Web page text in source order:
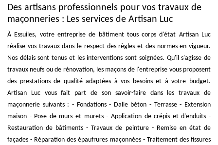
Des artisans professionnels pour vos travaux de
maçonneries : Les services de Artisan Luc
À Essuiles, votre entreprise de bâtiment tous corps d'état Artisan Luc
réalise vos travaux dans le respect des règles et des normes en vigueur.
Nos délais sont tenus et les interventions sont soignées. Qu'il s'agisse de
travaux neufs ou de rénovation, les maçons de l'entreprise vous proposent
des prestations de qualité adaptées à vos besoins et à votre budget.
Artisan Luc vous fait part de son savoir-faire dans les travaux de
maçonnerie suivants : - Fondations - Dalle béton - Terrasse - Extension
maison - Pose de murs et murets - Application de crépis et d'enduits -
Restauration de bâtiments - Travaux de peinture - Remise en état de
façades - Réparation des épaufrures maçonnées - Traitement des fissures